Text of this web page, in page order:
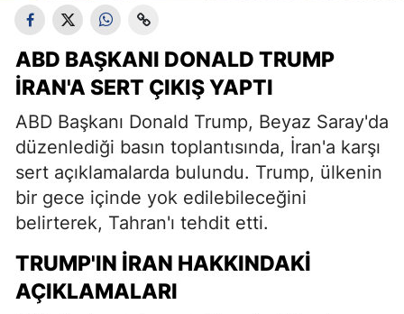
ABD BAŞKANI DONALD TRUMP
İRAN'A SERT ÇIKIŞ YAPTI
ABD Başkanı Donald Trump, Beyaz Saray'da
düzenlediği basın toplantısında, İran'a karşı
sert açıklamalarda bulundu. Trump, ülkenin
bir gece içinde yok edilebileceğini
belirterek, Tahran'ı tehdit etti.
TRUMP'IN İRAN HAKKINDAKI
AÇIKLAMALARI